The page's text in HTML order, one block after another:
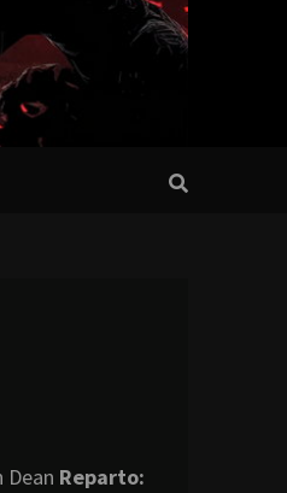
Dean Reparto: